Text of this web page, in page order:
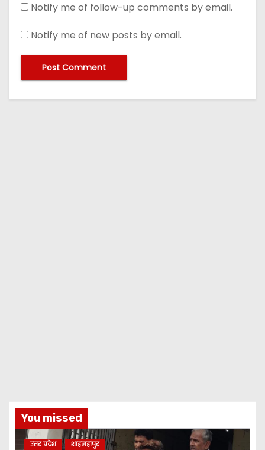
Notify me of follow-up comments by email.
Notify me of new posts by email.
You missed
उत्तर प्रदेश शाहजहांपुर